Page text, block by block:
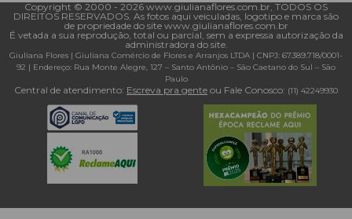
Copyright © 2000 - ­2026 www.giulianaflores.com.br, TODOS OS
DIREITOS RESERVADOS. As fotos aqui veiculadas, logotipo e marca são
de propriedade do site www.giulianaflores.com.br
É vetada a sua reprodução, total ou parcial, sem a expressa autorização da
administradora do site.
Giuliana Flores | Giuliana Comércio de Flores e Arranjos LTDA | CNPJ: 67.389.718/0001­
92 | Endereço: Rua Monte Alegre, 127 – Santo Antônio – São Caetano do Sul – São
Paulo
Central de atendimento: Escreva pra gente ou Fale Conosco: (11) 4224­9930